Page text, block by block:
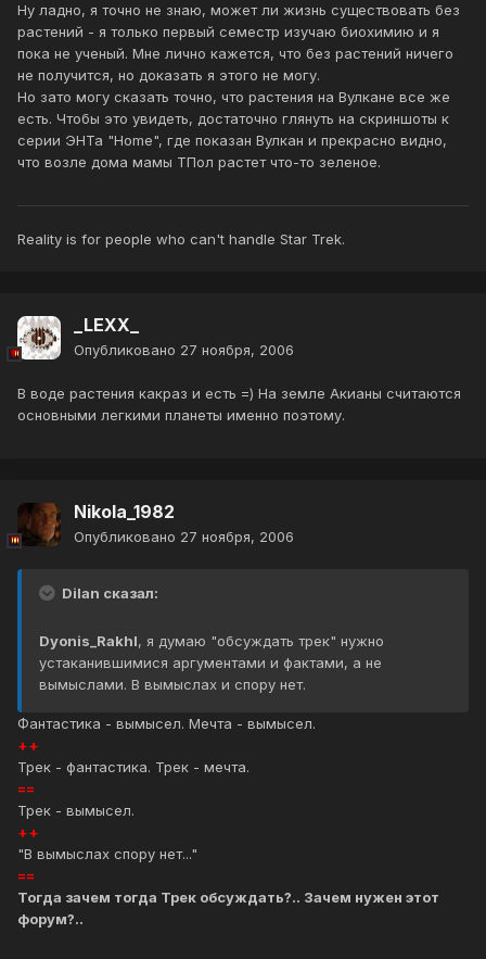
Ну ладно, я точно не знаю, может ли жизнь существовать без
растений - я только первый семестр изучаю биохимию и я
пока не ученый. Мне лично кажется, что без растений ничего
не получится, но доказать я этого не могу.
Но зато могу сказать точно, что растения на Вулкане все же
есть. Чтобы это увидеть, достаточно глянуть на скриншоты к
серии ЭНТа "Home", где показан Вулкан и прекрасно видно,
что возле дома мамы ТПол растет что-то зеленое.
Reality is for people who can't handle Star Trek.
_LEXX_
Опубликовано 27 ноября, 2006
В воде растения какраз и есть =) На земле Акианы считаются
основными легкими планеты именно поэтому.
Nikola_1982
Опубликовано 27 ноября, 2006
Dilan сказал:
Dyonis_Rakhl, я думаю "обсуждать трек" нужно
устаканившимися аргументами и фактами, а не
вымыслами. В вымыслах и спору нет.
Фантастика - вымысел. Мечта - вымысел.
++
Трек - фантастика. Трек - мечта.
==
Трек - вымысел.
++
"В вымыслах спору нет..."
==
Тогда зачем тогда Трек обсуждать?.. Зачем нужен этот
форум?..